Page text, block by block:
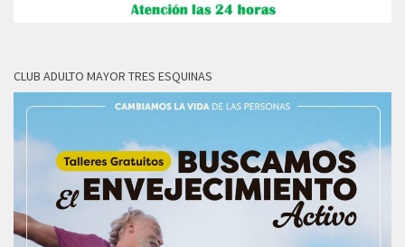
CLUB ADULTO MAYOR TRES ESQUINAS